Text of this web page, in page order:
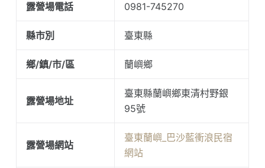
露營場電話 0981-745270
縣市別 臺東縣
鄉/鎮/市/區 蘭嶼鄉
露營場地址
臺東縣蘭嶼鄉東清村野銀
95號
露營場網站
臺東蘭嶼_巴沙藍衝浪民宿
網站